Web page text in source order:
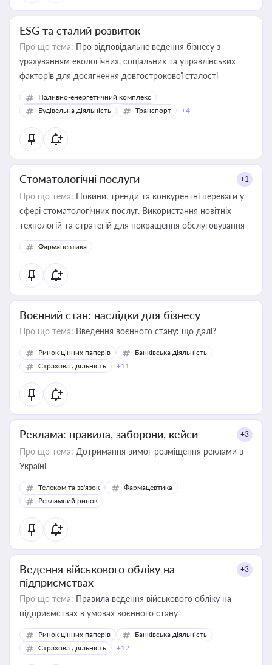
ESG та сталий розвиток
Про що тема: Про відповідальне ведення бізнесу з
урахуванням екологічних, соціальних та управлінських
факторів для досягнення довгострокової сталості
Паливно-енергетичний комплекс
Будівельна діяльність
Транспорт +4
Стоматологічні послуги +1
Про що тема: Новини, тренди та конкурентні переваги у
сфері стоматологічних послуг. Використання новітніх
технологій та стратегій для покращення обслуговування
Фармацевтика
Воєнний стан: наслідки для бізнесу
Про що тема: Введення воєнного стану: що далі?
Ринок цінних паперів
Банківська діяльність
Страхова діяльність
+11
Реклама: правила, заборони, кейси +3
Про що тема: Дотримання вимог розміщення реклами в
Україні
Телеком та зв'язок
Фармацевтика
Рекламний ринок
Ведення військового обліку на
підприємствах
+3
Про що тема: Правила ведення військового обліку на
підприємствах в умовах воєнного стану
Ринок цінних паперів
Банківська діяльність
Страхова діяльність
+12